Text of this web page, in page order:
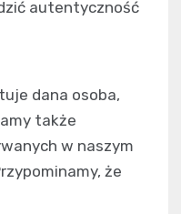
autentyczność
dana osoba,
także
w naszym
że